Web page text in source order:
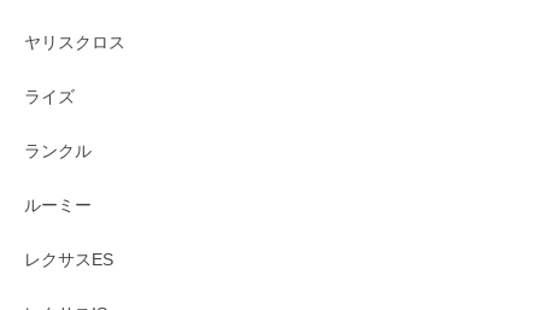
ヤリスクロス
ライズ
ランクル
ルーミー
レクサスES